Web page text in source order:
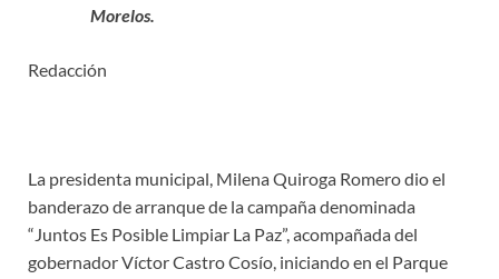
Morelos.
Redacción
La presidenta municipal, Milena Quiroga Romero dio el
banderazo de arranque de la campaña denominada
“Juntos Es Posible Limpiar La Paz”, acompañada del
gobernador Víctor Castro Cosío, iniciando en el Parque